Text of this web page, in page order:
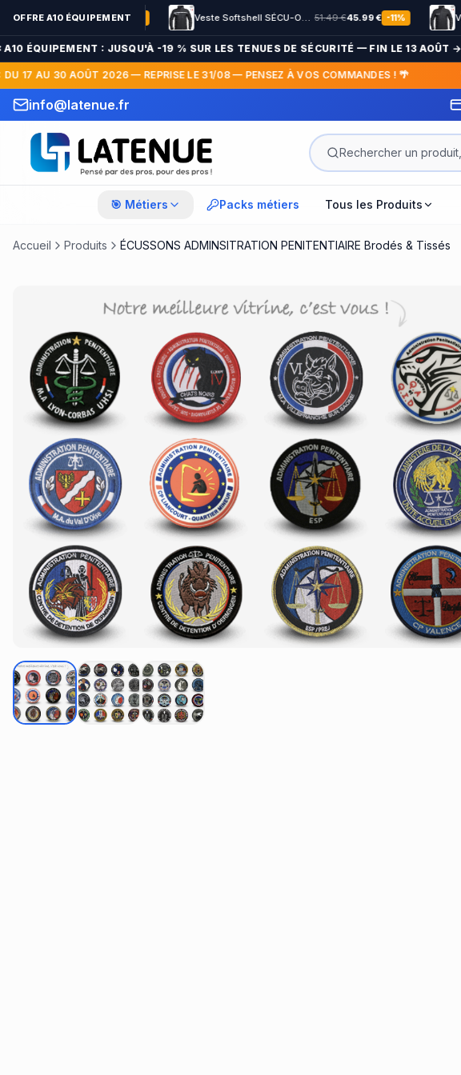
OFFRE A10 ÉQUIPEMENT
79.99€65.99 € -18% Veste Softshell SÉCU-ONE HV-TAPE Sécurité Privée noir 51.49€45.99€ -11%
ÉQUIPEMENT : JUSQU'À -19 % SUR LES TENUES DE SÉCURITÉ — FIN LE 13 AOÛT →
AU 30 AOÛT 2026 — REPRISE LE 31/08 — PENSEZ À VOS COMMANDES ! 🌴 🌴
info@latenue.fr
🎯 Métiers Packs métiers Tous les Produits
Accueil Produits ÉCUSSONS ADMINSITRATION PENITENTIAIRE Brodés & Tissés